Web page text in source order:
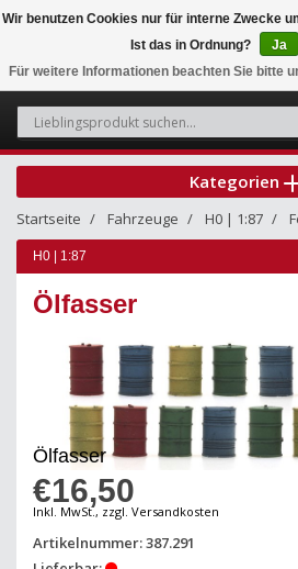
Kategorien
Startseite Fahrzeuge H0 | 1:87
H0 | 1:87
Ölfasser
Ölfasser
€16,50
Inkl. MwSt., zzgl. Versandkosten
Artikelnummer: 387.291
Wir benutzen Cookies nur für interne Zwecke
Ist das in Ordnung?
Ja
Für weitere Informationen beachten Sie bitte